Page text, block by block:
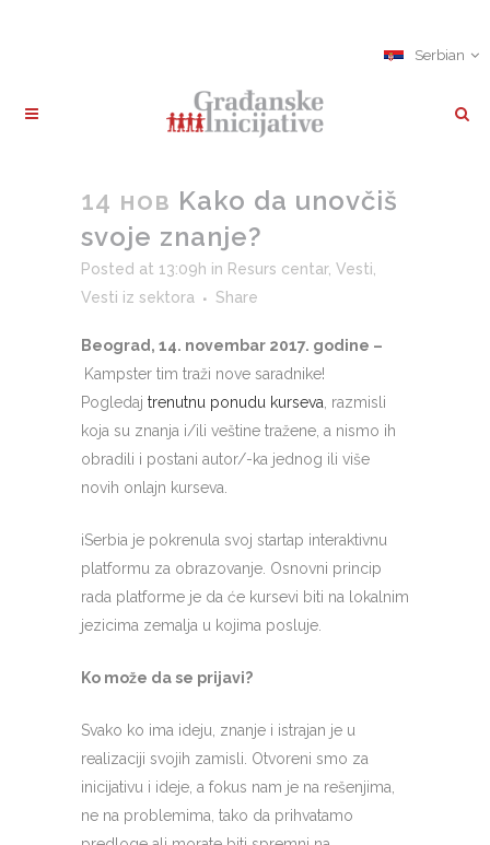
Serbian
14 нов Kako da unovčiš
svoje znanje?
Posted at 13:09h in Resurs centar, Vesti
Vesti iz sektora
Share
Beograd, 14. novembar 2017. godine –
Kampster tim traži nove saradnike!
Pogledaj trenutnu ponudu kurseva , razmisli
koja su znanja i/ili veštine tražene, a nismo ih
obradili i postani autor/-ka jednog ili više
novih onlajn kurseva.
iSerbia je pokrenula svoj startap interaktivnu
platformu za obrazovanje. Osnovni princip
rada platforme je da će kursevi biti na lokalnim
jezicima zemalja u kojima posluje.
Ko može da se prijavi?
Svako ko ima ideju, znanje i istrajan je u
realizaciji svojih zamisli. Otvoreni smo za
inicijativu i ideje, a fokus nam je na rešenjima,
ne na problemima, tako da prihvatamo